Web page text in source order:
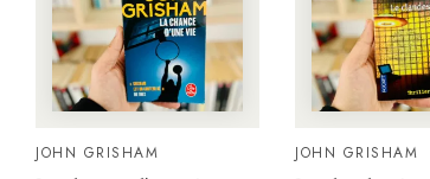
JOHN GRISHAM JOHN GRISHAM